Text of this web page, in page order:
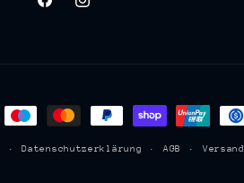
FacebookInstagram
Datenschutzerklärung AGB Versand